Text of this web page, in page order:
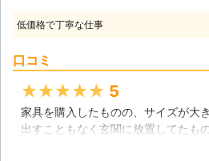
させて頂いてい
り、
か。
低価格で丁寧な仕事
口コミ
★★★★★ 5
家具を購入したものの、サイズが大
出すこともなく玄関に放置してたも
組み立てが完了しました。作業に入